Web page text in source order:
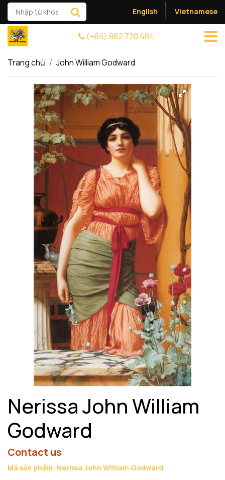
English Vietnamese
(+84) 962 720 484
Trang chủ John William Godward
Nerissa John William
Godward
Contact us
Mã sản phẩm: Nerissa John William Godward